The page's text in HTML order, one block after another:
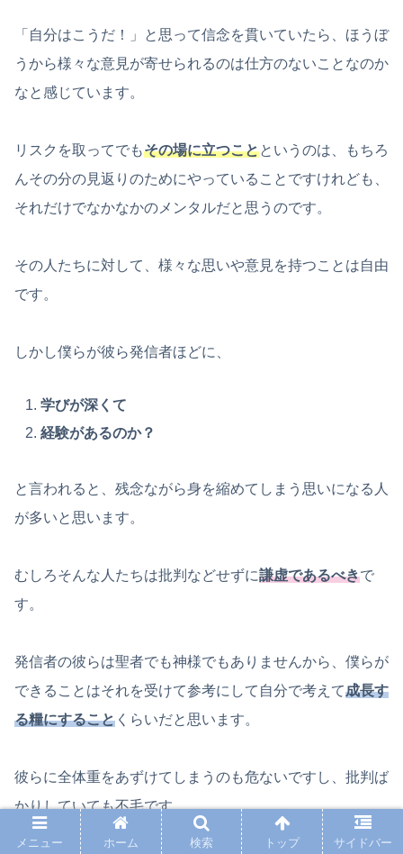
「自分はこうだ！」と思って信念を貫いていたら、ほうぼ
うから様々な意見が寄せられるのは仕方のないことなのか
なと感じています。
リスクを取ってでもその場に立つことというのは、もちろ
んその分の見返りのためにやっていることですけれども、
それだけでなかなかのメンタルだと思うのです。
その人たちに対して、様々な思いや意見を持つことは自由
です。
しかし僕らが彼ら発信者ほどに、
学びが深くて
経験があるのか？
と言われると、残念ながら身を縮めてしまう思いになる人
が多いと思います。
むしろそんな人たちは批判などせずに謙虚であるべきで
す。
発信者の彼らは聖者でも神様でもありませんから、僕らが
できることはそれを受けて参考にして自分で考えて成長す
る糧にすること くらいだと思います。
彼らに全体重をあずけてしまうのも危ないですし、批判ば
かりしていても不毛です。
メニュー ホーム 検索 トップ サイドバー